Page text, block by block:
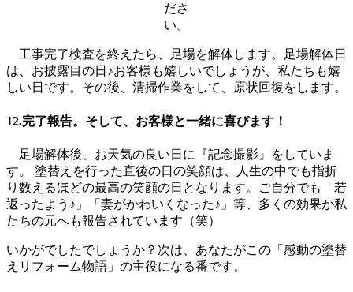
ださ
い。
工事完了検査を終えたら、足場を解体します。足場解体日
は、お披露目の日♪お客様も嬉しいでしょうが、私たちも嬉
しい日です。その後、清掃作業をして、原状回復をします。
12.完了報告。そして、お客様と一緒に喜びます！
足場解体後、お天気の良い日に『記念撮影』をしていま
す。 塗替えを行った直後の日の笑顔は、人生の中でも指折
り数えるほどの最高の笑顔の日となります。ご自分でも「若
返ったよう♪」「妻がかわいくなった♪」等、多くの効果が私
たちの元へも報告されています（笑）
いかがでしたでしょうか？次は、あなたがこの「感動の塗替
えリフォーム物語」の主役になる番です。